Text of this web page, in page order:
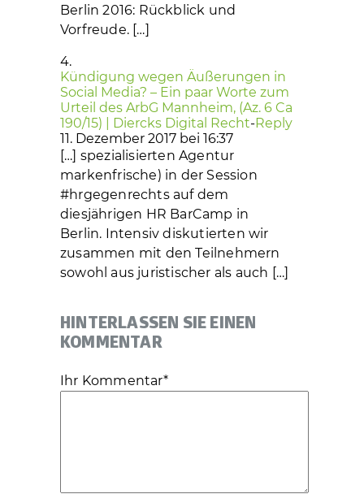
Berlin 2016: Rückblick und
Vorfreude. […]
Kündigung wegen Äußerungen in
Social Media? – Ein paar Worte zum
Urteil des ArbG Mannheim, (Az. 6 Ca
190/15) | Diercks Digital Recht-Reply
11. Dezember 2017 bei 16:37
[…] spezialisierten Agentur
markenfrische) in der Session
#hrgegenrechts auf dem
diesjährigen HR BarCamp in
Berlin. Intensiv diskutierten wir
zusammen mit den Teilnehmern
sowohl aus juristischer als auch […]
HINTERLASSEN SIE EINEN
KOMMENTAR
Ihr Kommentar*